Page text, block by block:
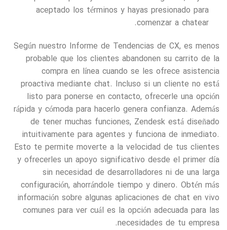
aceptado los términos y hayas presionado para
comenzar a chatear.
Según nuestro Informe de Tendencias de CX, es menos
probable que los clientes abandonen su carrito de la
compra en línea cuando se les ofrece asistencia
proactiva mediante chat. Incluso si un cliente no está
listo para ponerse en contacto, ofrecerle una opción
rápida y cómoda para hacerlo genera confianza. Además
de tener muchas funciones, Zendesk está diseñado
intuitivamente para agentes y funciona de inmediato.
Esto te permite moverte a la velocidad de tus clientes
y ofrecerles un apoyo significativo desde el primer día
sin necesidad de desarrolladores ni de una larga
configuración, ahorrándole tiempo y dinero. Obtén más
información sobre algunas aplicaciones de chat en vivo
comunes para ver cuál es la opción adecuada para las
necesidades de tu empresa.